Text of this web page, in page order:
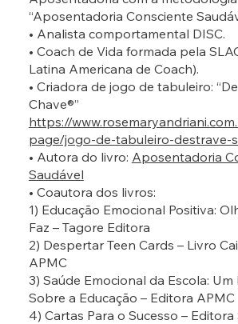
“Aposentadoria Consciente
• Analista comportamental DISC.
• Coach de Vida formada pela
Latina Americana de Coach).
• Criadora de jogo de tabuleiro:
Chave®”
https://
page/jogo-de-tabuleiro-destrave-
• Autora do livro: Aposentadoria
Saudável
• Coautora dos livros:
1) Educação Emocional Positiva:
Faz – Tagore Editora
2) Despertar Teen Cards – Livro
APMC
3) Saúde Emocional da Escola:
Sobre a Educação – Editora APMC
4) Cartas Para o Sucesso – Editora